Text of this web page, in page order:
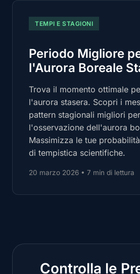
TEMPI E STAGIONI
Periodo Migliore
l'Aurora Boreale
Trova il momento ottimale
l'aurora stasera. Scopri i
pattern stagionali migliori per
l'osservazione dell'aurora
Massimizza le tue
di tempistica scientifiche.
20 marzo 2026 • 7 min di lettura
Controlla le